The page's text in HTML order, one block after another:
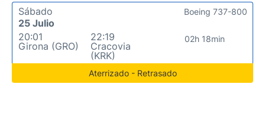
Sábado
25 Julio
20:01
Girona (GRO)
22:19
Cracovia
(KRK)
02h 18min
Boeing 737-800
Aterrizado - Retrasado